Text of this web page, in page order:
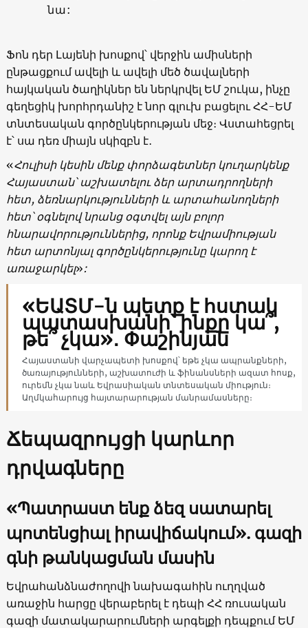
նա:
Ֆոն դեր Լայենի խոսքով՝ վերջին ամիսների
ընթացքում ավելի և ավելի մեծ ծավալների
հայկական ծաղիկներ են ներկրվել ԵՄ շուկա, ինչը
գեղեցիկ խորհրդանիշ է նոր գլուխ բացելու ՀՀ-ԵՄ
տնտեսական գործընկերության մեջ։ Վստահեցրել
է՝ սա դեռ միայն սկիզբն է․
«Հուլիսի կեսին մենք փորձագետներ կուղարկենք
Հայաստան՝ աշխատելու ձեր արտադրողների
հետ, ձեռնարկությունների և արտահանողների
հետ՝ օգնելով նրանց օգտվել այն բոլոր
հնարավորություններից, որոնք Եվրամիության
հետ արտոնյալ գործընկերությունը կարող է
առաջարկել»:
«ԵԱՏՄ-ն պետք է հստակ
պատասխանի՝ ինքը կա՞,
թե՞ չկա»․ Փաշինյան
Հայաստանի վարչապետի խոսքով՝ եթե չկա ապրանքների,
ծառայությունների, աշխատուժի և ֆինանսների ազատ հոսք,
ուրեմն չկա նաև Եվրասիական տնտեսական միություն։
Աղմկահարույց հայտարարության մանրամասները։
Ճեպազրույցի կարևոր
դրվագները
«Պատրաստ ենք ձեզ սատարել
պոտենցիալ իրավիճակում». գազի
գնի թանկացման մասին
Եվրահանձնաժողովի նախագահին ուղղված
առաջին հարցը վերաբերել է դեպի ՀՀ ռուսական
գազի մատակարարումների արգելքի դեպքում ԵՄ